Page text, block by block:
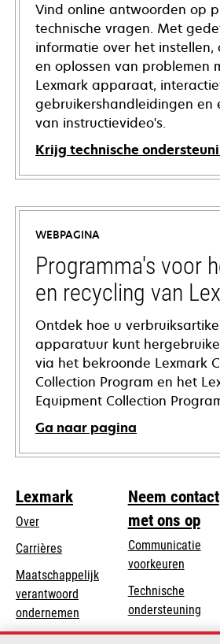
Vind online antwoorden op
technische vragen. Met
informatie over het instellen,
en oplossen van problemen
Lexmark apparaat,
gebruikershandleidingen en
van instructievideo's.
Krijg technische
opens
in
new
tab
WEBPAGINA
Programma's voor
en recycling van
Ontdek hoe u
apparatuur kunt
via het bekroonde Lexmark
Collection Program en het
Equipment Collection
Ga naar pagina
Lexmark
Over
Carrières
Maatschappelijk
verantwoord
ondernemen
in
Duurzaamheid
Neem contact
met ons op
Communicatie
voorkeuren
Technische
ondersteuning
in
Product